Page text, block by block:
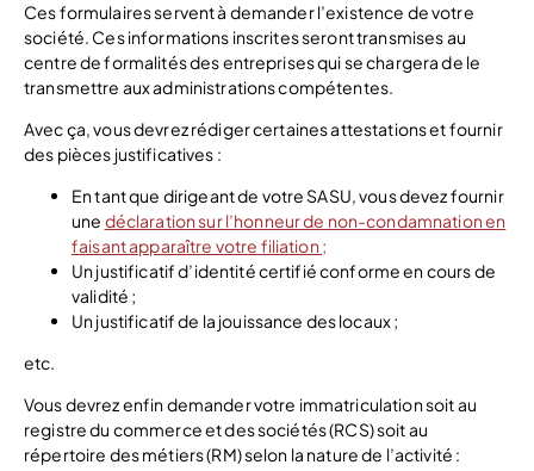
Ces formulaires servent à demander l’existence de votre
société. Ces informations inscrites seront transmises au
centre de formalités des entreprises qui se chargera de le
transmettre aux administrations compétentes.
Avec ça, vous devrez rédiger certaines attestations et fournir
des pièces justificatives :
En tant que dirigeant de votre SASU, vous devez fournir
une déclaration sur l’honneur de non-condamnation en
faisant apparaître votre filiation ;
Un justificatif d’identité certifié conforme en cours de
validité ;
Un justificatif de la jouissance des locaux ;
etc.
Vous devrez enfin demander votre immatriculation soit au
registre du commerce et des sociétés (RCS) soit au
répertoire des métiers (RM) selon la nature de l’activité :